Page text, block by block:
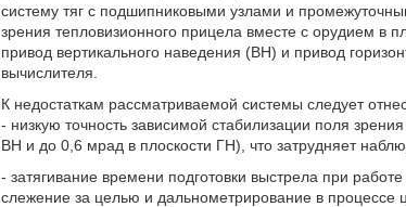
систему тяг с подшипниковыми узлами и
зрения тепловизионного прицела вместе с орудием в
привод вертикального наведения (ВН) и привод
вычислителя.
К недостаткам рассматриваемой системы следует
- низкую точность зависимой стабилизации поля
ВН и до 0,6 мрад в плоскости ГН), что затрудняет
- затягивание времени подготовки выстрела при
слежение за целью и дальнометрирование в процессе